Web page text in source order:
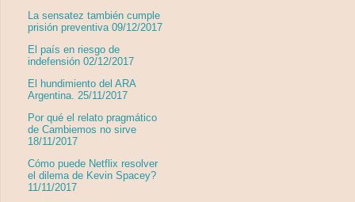
La sensatez también cumple
prisión preventiva 09/12/2017
El país en riesgo de
indefensión 02/12/2017
El hundimiento del ARA
Argentina. 25/11/2017
Por qué el relato pragmático
de Cambiemos no sirve
18/11/2017
Cómo puede Netflix resolver
el dilema de Kevin Spacey?
11/11/2017